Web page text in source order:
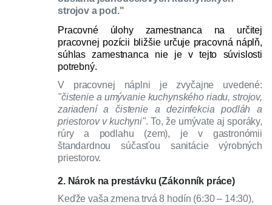
strojov a pod."
Pracovné úlohy zamestnanca na určitej
pracovnej pozícii bližšie určuje pracovná náplň,
súhlas zamestnanca nie je v tejto súvislosti
potrebný.
V pracovnej náplni je zvyčajne uvedené:
"čistenie a umývanie kuchynského riadu, strojov,
zariadení a čistenie a dezinfekcia podláh a
priestorov v kuchyni". To, že umývate aj sporáky,
rúry a podlahu (zem), je v gastronómii
štandardnou súčasťou sanitácie výrobných
priestorov.
2. Nárok na prestávku (Zákonník práce)
Keďže vaša zmena trvá 8 hodín (6:30 – 14:30),